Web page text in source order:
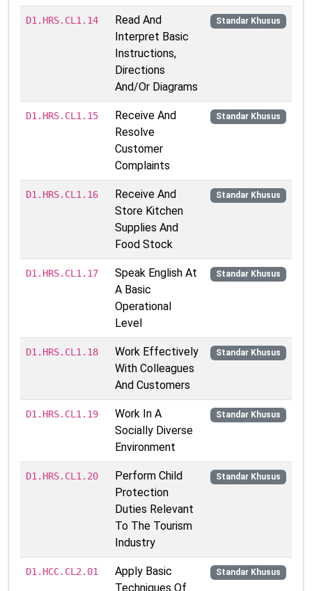
D1.HRS.CL1.14
Read And
Interpret Basic
Instructions,
Directions
And/Or Diagrams
Standar Khusus
D1.HRS.CL1.15
Receive And
Resolve
Customer
Complaints
Standar Khusus
D1.HRS.CL1.16
Receive And
Store Kitchen
Supplies And
Food Stock
Standar Khusus
D1.HRS.CL1.17
Speak English At
A Basic
Operational
Level
Standar Khusus
D1.HRS.CL1.18
Work Effectively
With Colleagues
And Customers
Standar Khusus
D1.HRS.CL1.19
Work In A
Socially Diverse
Environment
Standar Khusus
D1.HRS.CL1.20
Perform Child
Protection
Duties Relevant
To The Tourism
Industry
Standar Khusus
D1.HCC.CL2.01
Apply Basic
Techniques Of
Standar Khusus